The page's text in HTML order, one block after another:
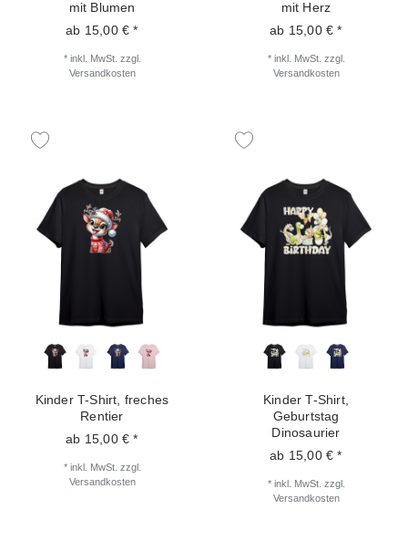
mit Blumen
ab 15,00 € *
* inkl. MwSt. zzgl.
Versandkosten
mit Herz
ab 15,00 € *
* inkl. MwSt. zzgl.
Versandkosten
Kinder T-Shirt, freches
Rentier
ab 15,00 € *
* inkl. MwSt. zzgl.
Versandkosten
Kinder T-Shirt,
Geburtstag
Dinosaurier
ab 15,00 € *
* inkl. MwSt. zzgl.
Versandkosten